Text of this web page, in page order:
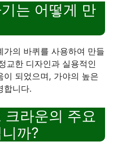
는 어떻게 만
가의 바퀴를 사용하여 만들
교한 디자인과 실용적인
이 되었으며, 가야의 높은
합니다.
라운의 주요
까?